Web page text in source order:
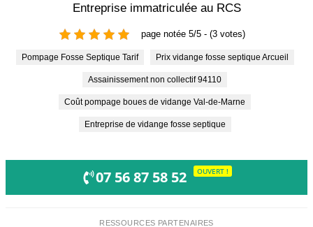
Entreprise immatriculée au RCS
page notée 5/5 - (3 votes)
Pompage Fosse Septique Tarif Prix vidange fosse septique Arcueil
Assainissement non collectif 94110
Coût pompage boues de vidange Val-de-Marne
Entreprise de vidange fosse septique
07 56 87 58 52 OUVERT !
RESSOURCES PARTENAIRES